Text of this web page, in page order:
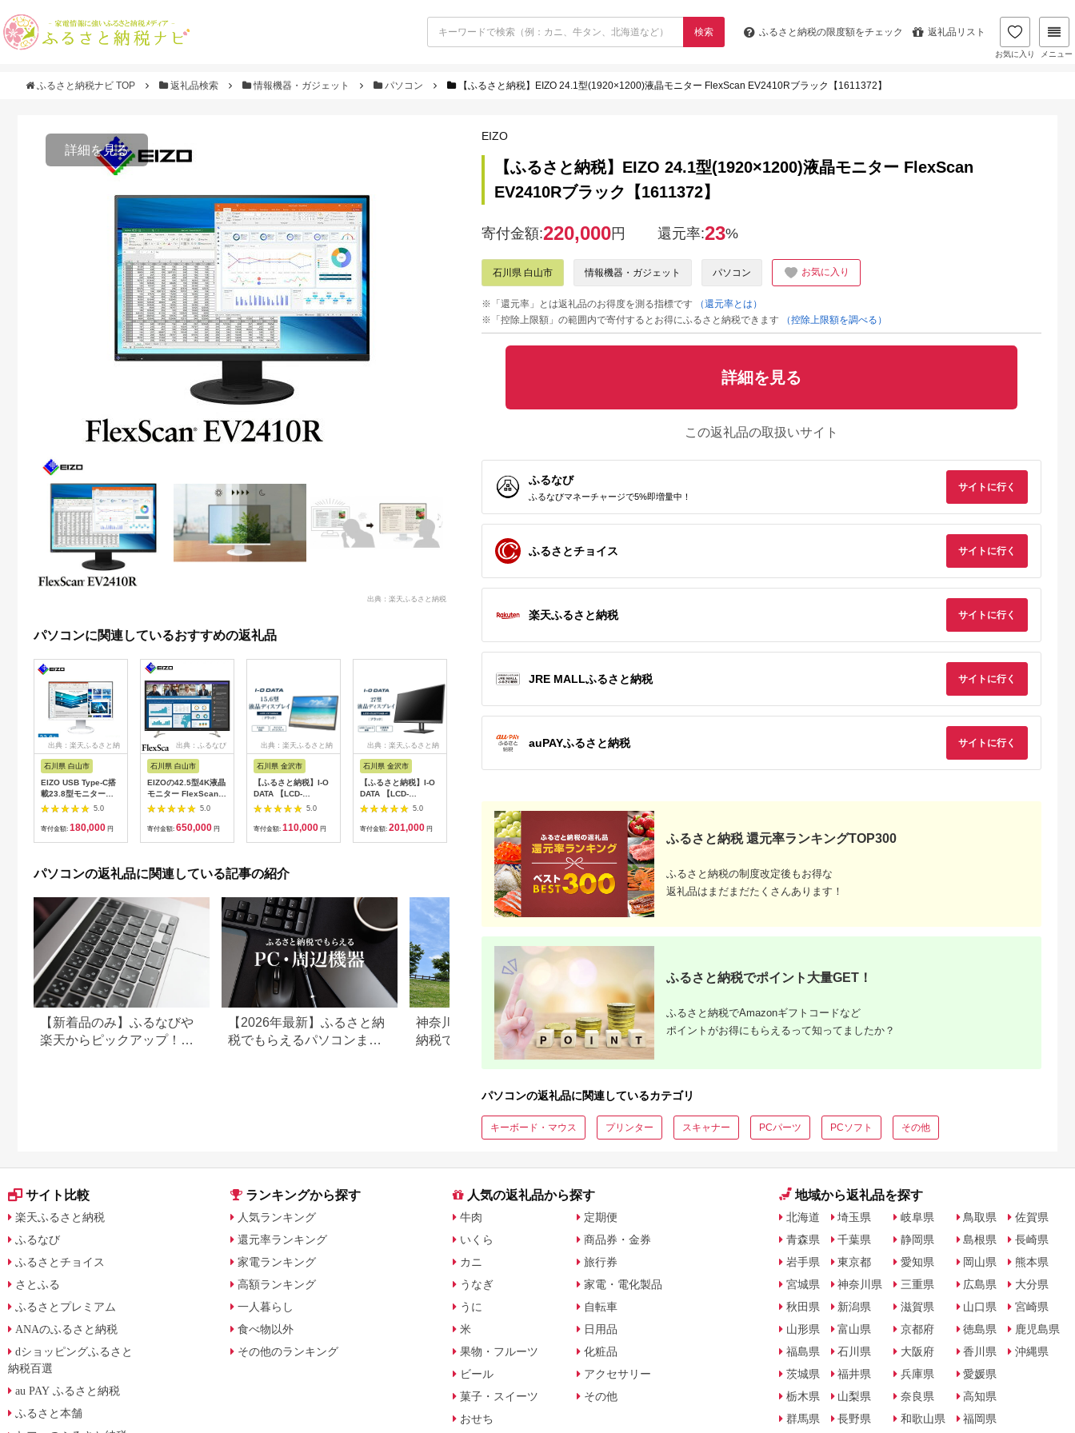
検索 ふるさと納税の限度額をチェック 返礼品リスト
お気に入り メニュー
ふるさと納税ナビ TOP 返礼品検索 情報機器・ガジェット パソコン 【ふるさと納税】EIZO 24.1型(1920×1200)液晶モニター FlexScan EV2410Rブラック【1611372】
詳細を見る
出典：楽天ふるさと納税
パソコンに関連しているおすすめの返礼品
出典：楽天ふるさと納
石川県 白山市
EIZO USB Type-C搭
載23.8型モニター
FlexScan EV2480-Z
5.0
寄付金額: 180,000 円
出典：ふるなび
石川県 白山市
EIZOの42.5型4K液晶
モニター FlexScan
EV4340X ブラック
【1512979】
5.0
寄付金額: 650,000 円
出典：楽天ふるさと納
石川県 金沢市
【ふるさと納税】I-O
DATA 【LCD-
YC162HX】15.6型フ
ルHD対応モバイルデ
ィスプレイ | パソコン
5.0
寄付金額: 110,000 円
出典：楽天ふるさと納
石川県 金沢市
【ふるさと納税】I-O
DATA 【LCD-
CU271AB-F】4K対応
&USB Type-C搭載27
型液晶ディスプレイ
5.0
寄付金額: 201,000 円
出典：ふるなび
HD(1920×1080)リフ
ァビッシュ品_モバイ
ルモニター フルHD
13.3型 リファビッシ
ュ_【1622918】
54,000
出典：ふるさとプレミ
フルhd 高画質 100Hz
VA ノングレア 非光沢
スピーカー内蔵 ディ
スプレイ パソコンモ
ニター PCモニター 液
晶モニター アイリス
オーヤマ
52,000円
電 パソコン
イド液晶ディスプレイ
人気 おすすめ 送料無
出典：ふるさとプレミ
辺機器 パソコン周辺
出典：楽天ふるさと
パソコンの返礼品に関連している記事の紹介
【新着品のみ】ふるなびや
楽天からピックアップ！ふ
【2026年最新】ふるさと納
税でもらえるパソコンまと
神奈川県綾瀬市にふるさと
納税でサードウェーブのパ
ソコンを貰おう！
【2019年版】ふるさと納税
パソコン20選！VAIOvsNEC
還元率最強はどっち（Y）
EIZO
【ふるさと納税】EIZO 24.1型(1920×1200)液晶モニター FlexScan
EV2410Rブラック【1611372】
寄付金額:220,000円 還元率:23%
石川県 白山市 情報機器・ガジェット パソコン お気に入り
※「還元率」とは返礼品のお得度を測る指標です
（還元率とは）
※「控除上限額」の範囲内で寄付するとお得にふるさと納税できます
（控除上限額を調べる）
詳細を見る
この返礼品の取扱いサイト
ふるなび
ふるなびマネーチャージで5%即増量中！
サイトに行く
ふるさとチョイス サイトに行く
楽天ふるさと納税 サイトに行く
JRE MALLふるさと納税 サイトに行く
auPAYふるさと納税 サイトに行く
ふるさと納税 還元率ランキングTOP300
ふるさと納税の制度改定後もお得な
返礼品はまだまだたくさんあります！
ふるさと納税でポイント大量GET！
ふるさと納税でAmazonギフトコードなど
ポイントがお得にもらえるって知ってましたか？
パソコンの返礼品に関連しているカテゴリ
キーボード・マウス プリンター スキャナー PCパーツ PCソフト その他
サイト比較
楽天ふるさと納税
ふるなび
ふるさとチョイス
さとふる
ふるさとプレミアム
ANAのふるさと納税
dショッピングふるさと
納税百選
au PAY ふるさと納税
ふるさと本舗
ランキングから探す
人気ランキング
還元率ランキング
家電ランキング
高額ランキング
一人暮らし
食べ物以外
その他のランキング
人気の返礼品から探す
牛肉
いくら
カニ
うなぎ
うに
米
果物・フルーツ
ビール
菓子・スイーツ
おせち
定期便
商品券・金券
旅行券
家電・電化製品
自転車
日用品
化粧品
アクセサリー
その他
地域から返礼品を探す
北海道
青森県
岩手県
宮城県
秋田県
山形県
福島県
茨城県
栃木県
群馬県
埼玉県
千葉県
東京都
神奈川県
新潟県
富山県
石川県
福井県
山梨県
長野県
岐阜県
静岡県
愛知県
三重県
滋賀県
京都府
大阪府
兵庫県
奈良県
和歌山県
鳥取県
島根県
岡山県
広島県
山口県
徳島県
香川県
愛媛県
高知県
福岡県
佐賀県
長崎県
熊本県
大分県
宮崎県
鹿児島県
沖縄県